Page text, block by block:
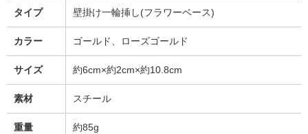
タイプ 壁掛け一輪挿し(フラワーベース)
カラー ゴールド、ローズゴールド
サイズ 約6cm×約2cm×約10.8cm
素材 スチール
重量 約85g